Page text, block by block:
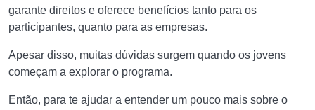
garante direitos e oferece benefícios tanto para os
participantes, quanto para as empresas.
Apesar disso, muitas dúvidas surgem quando os jovens
começam a explorar o programa.
Então, para te ajudar a entender um pouco mais sobre o